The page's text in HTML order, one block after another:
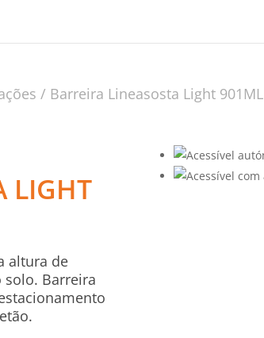
/ Barreira Lineasosta Light 901ML
LIGHT
altura de
solo. Barreira